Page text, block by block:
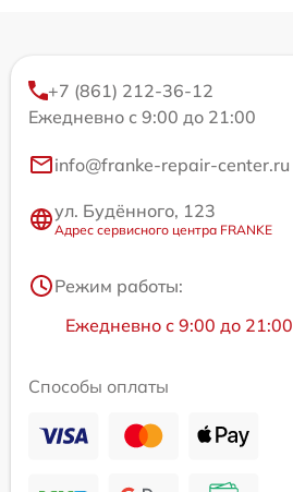
+7 (861) 212-36-12
Ежедневно с 9:00 до 21:00
info@franke-repair-center.ru
ул. Будённого, 123
Адрес сервисного центра FRANKE
Режим работы:
Ежедневно с 9:00 до 21:00
Способы оплаты